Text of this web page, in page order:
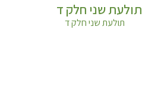
תולעת שני חלק ד